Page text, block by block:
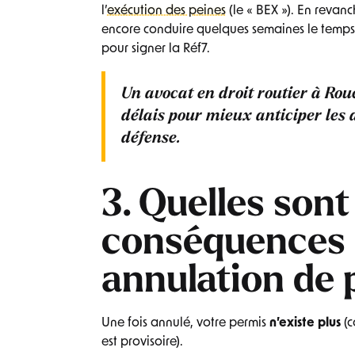
l’exécution des peines (le « BEX »). En
encore conduire quelques semaines le
pour signer la Réf7.
Un avocat en droit routier à
délais pour mieux anticiper les
défense.
3. Quelles
conséquences
annulation de
Une fois annulé, votre permis n’existe plus
est provisoire).